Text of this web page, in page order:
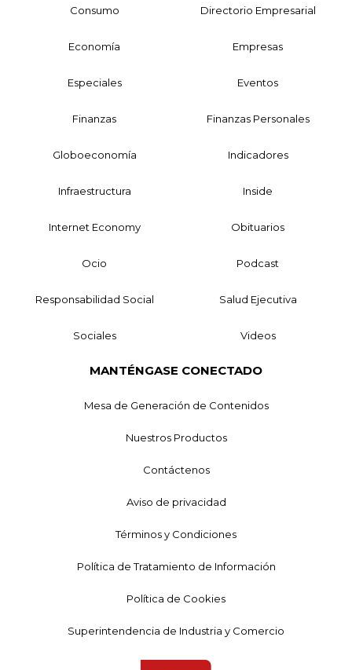
Consumo Directorio Empresarial
Economía Empresas
Especiales Eventos
Finanzas Finanzas Personales
Globoeconomía Indicadores
Infraestructura Inside
Internet Economy Obituarios
Ocio Podcast
Responsabilidad Social Salud Ejecutiva
Sociales Videos
MANTÉNGASE CONECTADO
Mesa de Generación de Contenidos
Nuestros Productos
Contáctenos
Aviso de privacidad
Términos y Condiciones
Política de Tratamiento de Información
Política de Cookies
Superintendencia de Industria y Comercio